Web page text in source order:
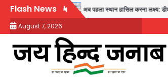
Skip
content
Flash News
और सुरक्षा का संदेश अब पहला स्थान हासिल करना लक्ष्य: डीएम
August 7, 2026